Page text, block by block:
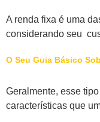
A renda fixa é uma
considerando seu
O Seu Guia Básico
Geralmente, esse
características que